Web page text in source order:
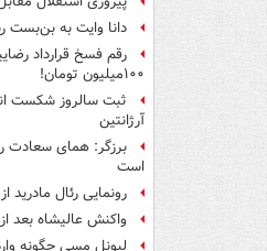
دانا وایت به بن‌بست
رقم فسخ قرارداد
۱۰۰میلیون تومان!
ثبت سالروز شکست
آرژانتین
برزگر: همای سعادت
است
رونمایی رئال مادرید
واکنش عالیشاه بعد
لیونل مسی چگونه